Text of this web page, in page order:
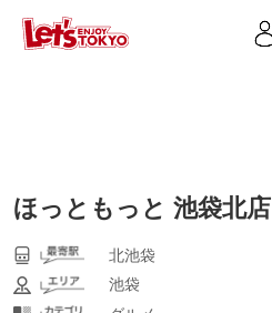
ほっともっと 池袋北店
北池袋
池袋